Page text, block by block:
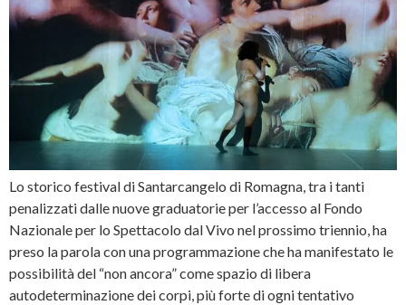
Lo storico festival di Santarcangelo di Romagna, tra i tanti
penalizzati dalle nuove graduatorie per l’accesso al Fondo
Nazionale per lo Spettacolo dal Vivo nel prossimo triennio, ha
preso la parola con una programmazione che ha manifestato le
possibilità del “non ancora” come spazio di libera
autodeterminazione dei corpi, più forte di ogni tentativo